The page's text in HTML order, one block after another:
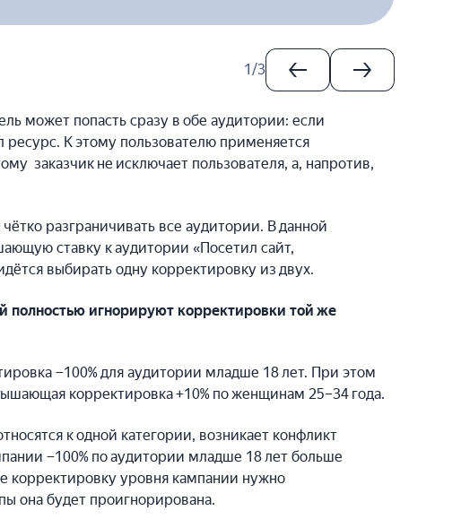
1/3
может попасть сразу в обе аудитории: если
ресурс. К этому пользователю применяется
заказчик не исключает пользователя, а, напротив,
разграничивать все аудитории. В данной
ставку к аудитории «Посетил сайт,
выбирать одну корректировку из двух.
полностью игнорируют корректировки той же
−100% для аудитории младше 18 лет. При этом
корректировка +10% по женщинам 25–34 года.
к одной категории, возникает конфликт
−100% по аудитории младше 18 лет больше
корректировку уровня кампании нужно
она будет проигнорирована.